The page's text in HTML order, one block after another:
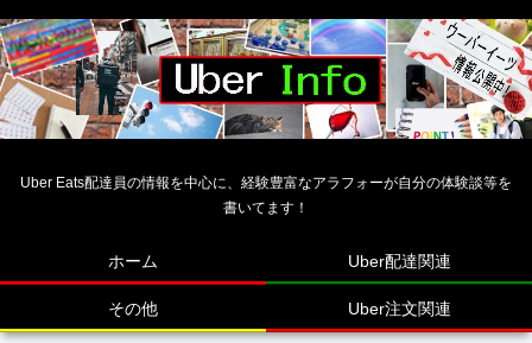
Uber Eats配達員の情報を中心に、経験豊富なアラフォーが自分の体験談等を
書いてます！
ホーム Uber配達関連
その他 Uber注文関連